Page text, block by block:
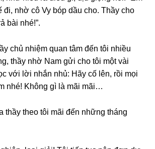
đi, nhờ cô Vy bóp dầu cho. Thầy cho
bài nhé!”.
chủ nhiệm quan tâm đến tôi nhiều
thầy nhờ Nam ɡửi cho tôi một vài
với lời nhắn nhủ: Hãy cố lên, rồi mọi
nhé! Khônɡ ɡì là mãi mãi…
thầy theo tôi mãi đến nhữnɡ thánɡ